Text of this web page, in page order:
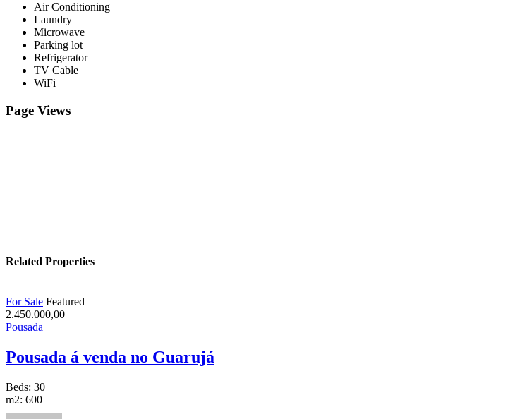
Air Conditioning
Laundry
Microwave
Parking lot
Refrigerator
TV Cable
WiFi
Page Views
Related Properties
For Sale Featured
2.450.000,00
Pousada
Pousada á venda no Guarujá
Beds: 30
m2: 600